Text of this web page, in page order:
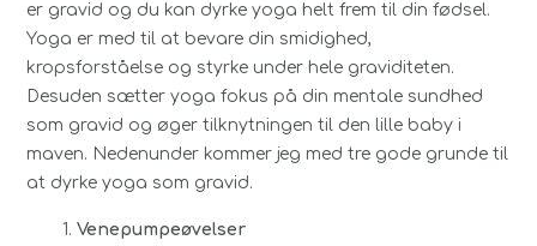
er gravid og du kan dyrke yoga helt frem til din fødsel.
Yoga er med til at bevare din smidighed,
kropsforståelse og styrke under hele graviditeten.
Desuden sætter yoga fokus på din mentale sundhed
som gravid og øger tilknytningen til den lille baby i
maven. Nedenunder kommer jeg med tre gode grunde til
at dyrke yoga som gravid.
Venepumpeøvelser